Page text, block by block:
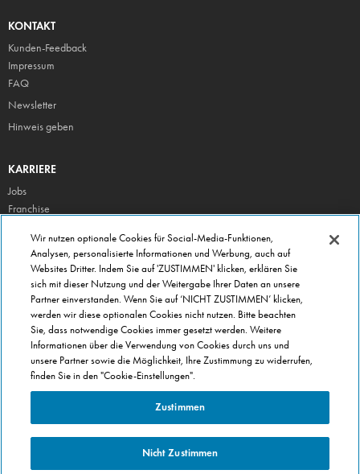
KONTAKT
Kunden-Feedback
Impressum
FAQ
Newsletter
Hinweis geben
KARRIERE
Jobs
Franchise
ÜBER DOMINO'S
Storesuche
Presse
Domino's App
Unternehmen
Geschenkgutscheine
Cookie Einstellungen
ENGLISH VISITOR? CLICK
Wir nutzen optionale Cookies für Social-Media-Funktionen,
Analysen, personalisierte Informationen und Werbung, auch auf
Websites Dritter. Indem Sie auf 'ZUSTIMMEN' klicken, erklären Sie
sich mit dieser Nutzung und der Weitergabe Ihrer Daten an unsere
Partner einverstanden. Wenn Sie auf ‘NICHT ZUSTIMMEN’ klicken,
werden wir diese optionalen Cookies nicht nutzen. Bitte beachten
Sie, dass notwendige Cookies immer gesetzt werden. Weitere
Informationen über die Verwendung von Cookies durch uns und
unsere Partner sowie die Möglichkeit, Ihre Zustimmung zu widerrufen,
finden Sie in den "Cookie-Einstellungen".
Zustimmen
Nicht Zustimmen